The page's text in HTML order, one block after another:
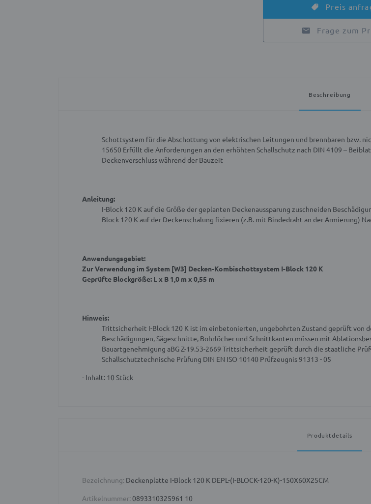
Preis
Frage zum
Beschreibung
Schottsystem für die Abschottung von elektrischen Leitungen und brennbaren bzw.
15650 Erfüllt die Anforderungen an den erhöhten Schallschutz nach DIN 4109 –
Deckenverschluss während der Bauzeit
Anleitung:
I-Block 120 K auf die Größe der geplanten Deckenaussparung zuschneiden
Block 120 K auf der Deckenschalung fixieren (z.B. mit Bindedraht an der Armierung)
Anwendungsgebiet:
Zur Verwendung im System [W3] Decken-Kombischottsystem I-Block 120 K
Geprüfte Blockgröße: L x B 1,0 m x 0,55 m
Hinweis:
Trittsicherheit I-Block 120 K ist im einbetonierten, ungebohrten Zustand geprüft von
Beschädigungen, Sägeschnitte, Bohrlöcher und Schnittkanten müssen mit
Bauartgenehmigung aBG Z-19.53-2669 Trittsicherheit geprüft durch die staatliche
Schallschutztechnische Prüfung DIN EN ISO 10140 Prüfzeugnis 91313 - 05
- Inhalt: 10 Stück
Produktdetails
Bezeichnung: Deckenplatte I-Block 120 K DEPL-(I-BLOCK-120-K)-150X60X25CM
Artikelnummer: 0893310325961 10